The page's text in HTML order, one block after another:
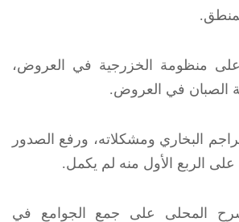
على منظومة الخزرجية في العروض،
الصبان في العروض.
البخاري ومشكلاته، ورفع الصدور
الربع الأول منه لم يكمل.
المحلى على جمع الجوامع في